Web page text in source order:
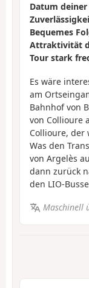
Datum deiner
Bequemes
Attraktivität
Tour stark
Es wäre
am
Bahnhof von
von Collioure
Collioure, der
Was den
von Argelès
dann zurück
den LIO-
Maschinell